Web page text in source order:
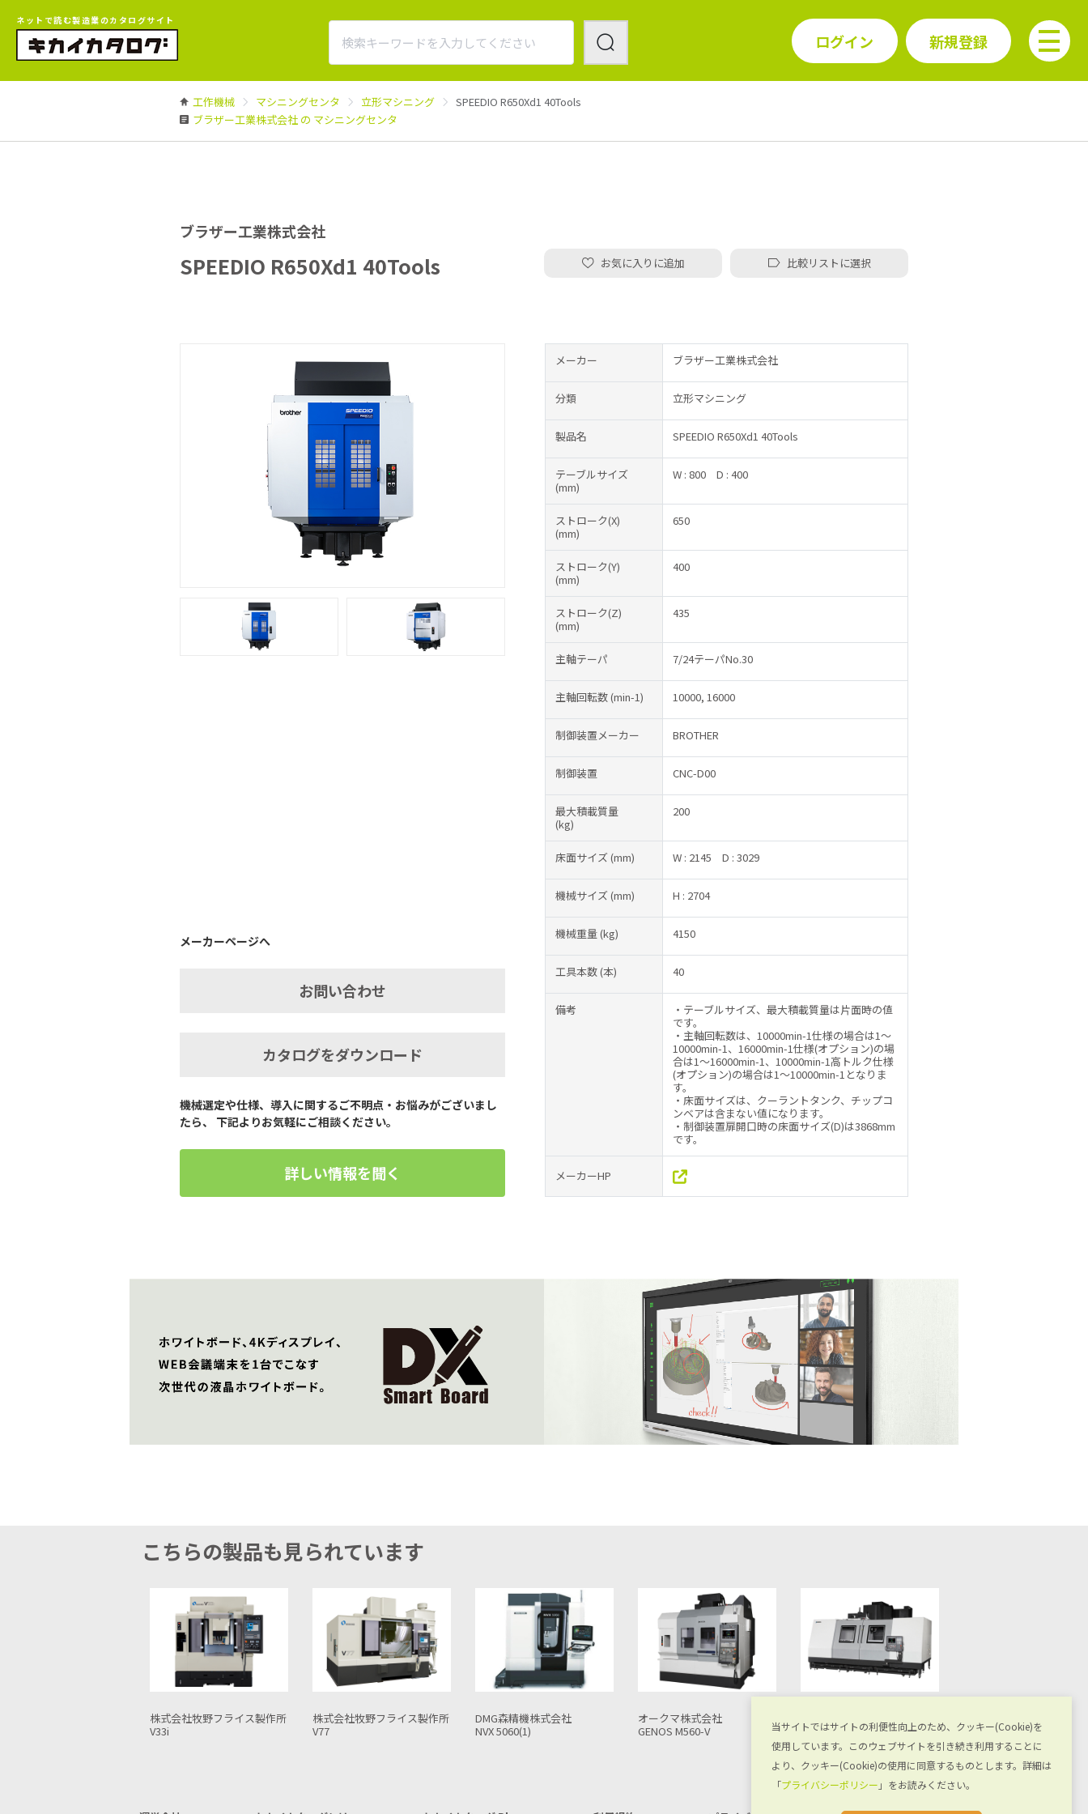
ネットで読む製造業のカタログサイト
ログイン 新規登録
工作機械 マシニングセンタ 立形マシニング
SPEEDIO R650Xd1 40Tools
ブラザー工業株式会社 の マシニングセンタ
ブラザー工業株式会社
SPEEDIO R650Xd1 40Tools お気に入りに追加 比較リストに選択
メーカーページへ
お問い合わせ
カタログをダウンロード
機械選定や仕様、導入に関するご不明点・お悩みがございまし
たら、 下記よりお気軽にご相談ください。
詳しい情報を聞く
メーカー ブラザー工業株式会社
分類 立形マシニング
製品名 SPEEDIO R650Xd1 40Tools
テーブルサイズ
(mm)
W : 800 D : 400
ストローク(X)
(mm)
650
ストローク(Y)
(mm)
400
ストローク(Z)
(mm)
435
主軸テーパ 7/24テーパNo.30
主軸回転数(min-1) 10000, 16000
制御装置メーカー BROTHER
制御装置 CNC-D00
最大積載質量
(kg)
200
床面サイズ(mm) W : 2145 D : 3029
機械サイズ(mm) H : 2704
機械重量(kg) 4150
工具本数(本) 40
備考
・テーブルサイズ、最大積載質量は片面時の値
です。
・主軸回転数は、10000min-1仕様の場合は1～
10000min-1、16000min-1仕様(オプション)の場
合は1～16000min-1、10000min-1高トルク仕様
(オプション)の場合は1～10000min-1となりま
す。
・床面サイズは、クーラントタンク、チップコ
ンベアは含まない値になります。
・制御装置扉開口時の床面サイズ(D)は3868mm
です。
メーカーHP
こちらの製品も見られています
株式会社牧野フライス製作所
V77
DMG森精機株式会社
NVX 5060(1)
オークマ株式会社
GENOS M560-V
オークマ株式会社
MILLAC 1052VⅡ
AndroidⅡ
V56i
当サイトではサイトの利便性向上のため、クッキー(Cookie)を
使用しています。このウェブサイトを引き続き利用することに
より、クッキー(Cookie)の使用に同意するものとします。詳細は
「プライバシーポリシー 」をお読みください。